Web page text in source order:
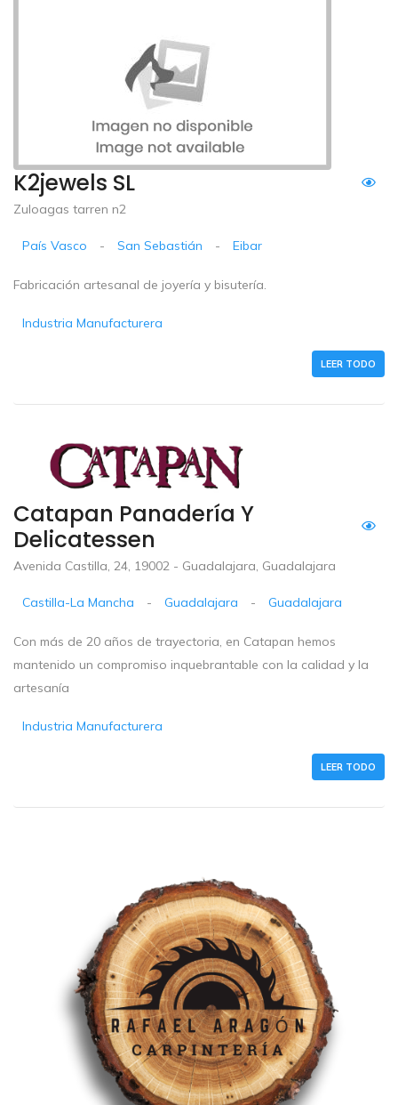
K2jewels SL
Zuloagas tarren n2
País Vasco - San Sebastián - Eibar
Fabricación artesanal de joyería y bisutería.
Industria Manufacturera
LEER TODO
Catapan Panadería Y
Delicatessen
Avenida Castilla, 24, 19002 - Guadalajara, Guadalajara
Castilla-La Mancha - Guadalajara - Guadalajara
Con más de 20 años de trayectoria, en Catapan hemos
mantenido un compromiso inquebrantable con la calidad y la
artesanía
Industria Manufacturera
LEER TODO